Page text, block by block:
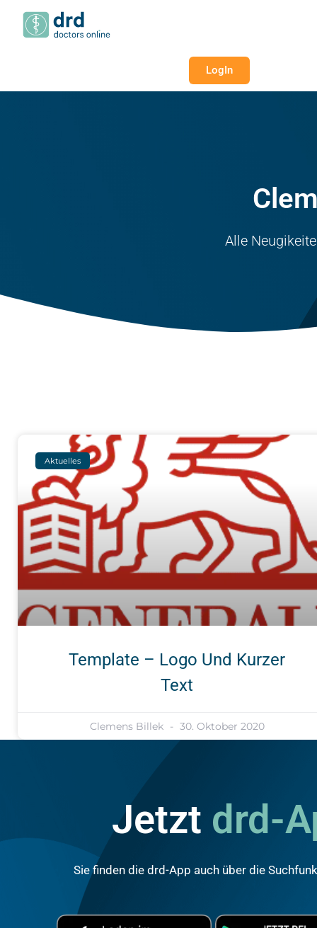
LogIn
Alle
Aktuelles
Template – Logo Und Kurzer
Text
Clemens Billek 30. Oktober 2020
Jetzt drd-
Sie finden die drd-App auch über die